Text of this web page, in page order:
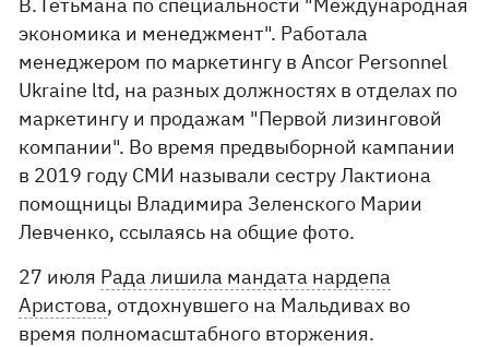
экономика и менеджмент". Работала
менеджером по маркетингу в Ancor Personnel
Ukraine ltd, на разных должностях в отделах по
маркетингу и продажам "Первой лизинговой
компании". Во время предвыборной кампании
в 2019 году СМИ называли сестру Лактиона
помощницы Владимира Зеленского Марии
Левченко, ссылаясь на общие фото.
27 июля Рада лишила мандата нардепа
Аристова, отдохнувшего на Мальдивах во
время полномасштабного вторжения.